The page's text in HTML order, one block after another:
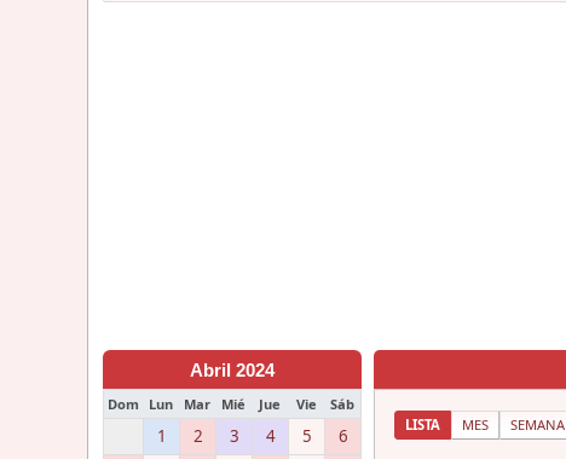
Abril 2024
Dom Lun Mar Mié Jue Vie Sáb
1 2 3 4 5
6
LISTA MES SEMANA